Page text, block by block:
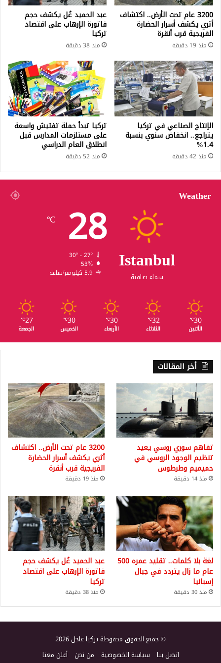
3200 عام تحت الأرض.. اكتشاف
أثري يكشف أسرار الحضارة
الفريجية قرب أنقرة
منذ 19 دقيقة
عبد الحميد غُل يكشف حجم
فاتورة الإرهاب على اقتصاد
تركيا
منذ 38 دقيقة
الإنتاج الصناعي في تركيا
يتراجع.. انخفاض سنوي بنسبة
1.4%
منذ 42 دقيقة
تركيا تبدأ حملة تفتيش واسعة
على مستلزمات المدارس قبل
انطلاق العام الدراسي
منذ 52 دقيقة
Weather
Istanbul
سماء صافية
28
℃
30º - 27º
53%
5.9 كيلومتر/ساعة
30
℃
الأثنين
32
℃
الثلاثاء
30
℃
الأربعاء
30
℃
الخميس
27
℃
الجمعة
أخر المقالات
تفاهم سوري روسي يعيد
تنظيم الوجود الروسي في
حميميم وطرطوس
منذ 14 دقيقة
3200 عام تحت الأرض.. اكتشاف
أثري يكشف أسرار الحضارة
الفريجية قرب أنقرة
منذ 19 دقيقة
لغة بلا كلمات.. تقليد عمره 500
عام ما زال يتردد في جبال
إسبانيا
منذ 30 دقيقة
عبد الحميد غُل يكشف حجم
فاتورة الإرهاب على اقتصاد
تركيا
منذ 38 دقيقة
© جميع الحقوق محفوظة تركيا عاجل 2026
اتصل بنا سياسة الخصوصية من نحن أعلن معنا